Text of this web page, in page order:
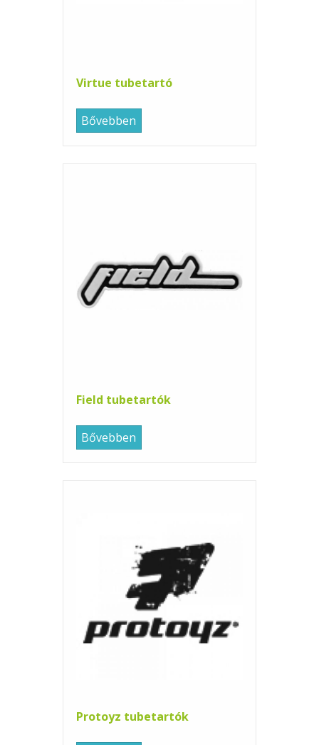
Virtue tubetartó
Bővebben
Field tubetartók
Bővebben
Protoyz tubetartók